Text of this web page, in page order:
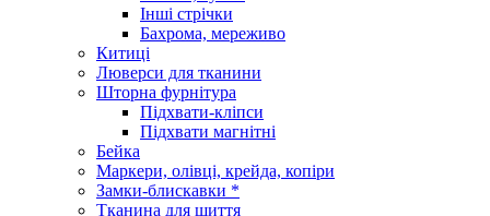
Інші стрічки
Бахрома, мереживо
Китиці
Люверси для тканини
Шторна фурнітура
Підхвати-кліпси
Підхвати магнітні
Бейка
Маркери, олівці, крейда, копіри
Замки-блискавки *
Тканина для шиття